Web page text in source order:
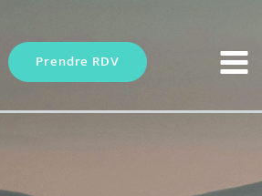
Prendre RDV